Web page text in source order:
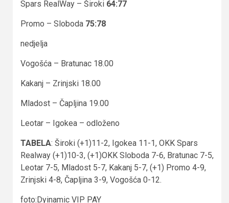
Spars RealWay – Široki 64:77
Promo – Sloboda 75:78
nedjelja
Vogošća – Bratunac 18.00
Kakanj – Zrinjski 18.00
Mladost – Čapljina 19.00
Leotar – Igokea – odloženo
TABELA: Široki (+1)11-2, Igokea 11-1, OKK Spars
Realway (+1)10-3, (+1)OKK Sloboda 7-6, Bratunac 7-5,
Leotar 7-5, Mladost 5-7, Kakanj 5-7, (+1) Promo 4-9,
Zrinjski 4-8, Čapljina 3-9, Vogošća 0-12.
foto:Dyinamic VIP PAY